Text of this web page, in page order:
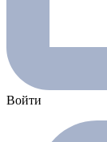
Войти